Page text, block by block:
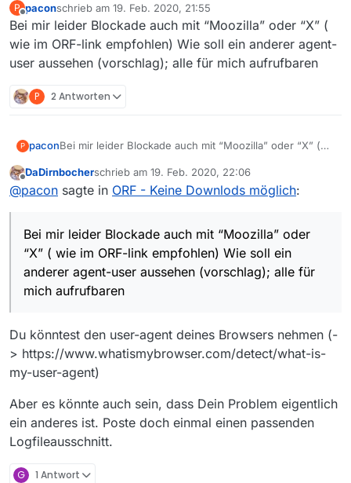
P
Offline
paconschrieb am 19. Feb. 2020, 21:55
zuletzt editiert von
Bei mir leider Blockade auch mit “Moozilla” oder “X” (
wie im ORF-link empfohlen) Wie soll ein anderer agent-
user aussehen (vorschlag); alle für mich aufrufbaren
P 2 Antworten
P paconBei mir leider Blockade auch mit “Moozilla” oder “X” (
user aussehen (vorschlag); alle für mich aufrufbaren
DaDirnbocherschrieb am 19. Feb. 2020, 22:06
zuletzt editiert von
@pacon sagte in ORF - Keine Downlods möglich:
Bei mir leider Blockade auch mit “Moozilla” oder
“X” ( wie im ORF-link empfohlen) Wie soll ein
anderer agent-user aussehen (vorschlag); alle für
mich aufrufbaren
Du könntest den user-agent deines Browsers nehmen (-
> https://www.whatismybrowser.com/detect/what-is-
my-user-agent)
Aber es könnte auch sein, dass Dein Problem eigentlich
ein anderes ist. Poste doch einmal einen passenden
Logfileausschnitt.
G 1 Antwort